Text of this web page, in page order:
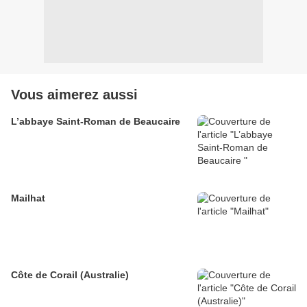
Vous aimerez aussi
L’abbaye Saint-Roman de Beaucaire
Mailhat
Côte de Corail (Australie)